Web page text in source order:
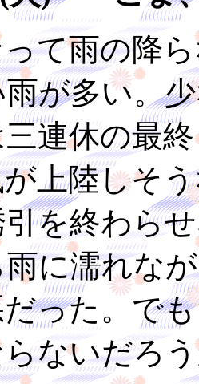
て雨の降ら
が多い。
連休の最
上陸しそ
を終わら
に濡れな
った。で
ないだろ